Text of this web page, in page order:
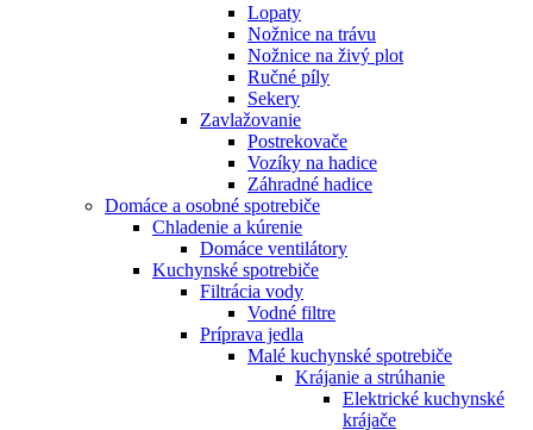
Lopaty
Nožnice na trávu
Nožnice na živý plot
Ručné píly
Sekery
Zavlažovanie
Postrekovače
Vozíky na hadice
Záhradné hadice
Domáce a osobné spotrebiče
Chladenie a kúrenie
Domáce ventilátory
Kuchynské spotrebiče
Filtrácia vody
Vodné filtre
Príprava jedla
Malé kuchynské spotrebiče
Krájanie a strúhanie
Elektrické kuchynské
krájače